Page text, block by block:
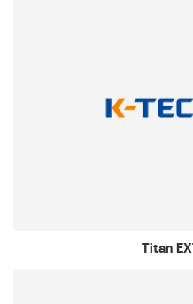
Titan